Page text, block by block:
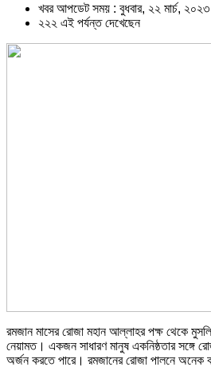
খবর আপডেট সময় : বুধবার, ২২ মার্চ, ২০২৩
২২২ এই পর্যন্ত দেখেছেন
রমজান মাসের রোজা মহান আল্লাহর পক্ষ থেকে
নেয়ামত। একজন সাধারণ মানুষ একনিষ্ঠতার সঙ্গে
অর্জন করতে পারে। রমজানের রোজা পালনে অনেক